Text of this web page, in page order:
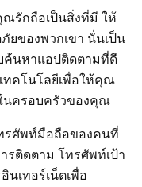
รักถือเป็นสิ่งที่มี ให้
ยของพวกเขา นั่นเป็น
ค้นหาแอปติดตามที่ดี
ทคโนโลยีเพื่อให้คุณ
นครอบครัวของคุณ
รศัพท์มือถือของคนที่
รติดตาม โทรศัพท์เป้า
นเทอร์เน็ตเพื่อ